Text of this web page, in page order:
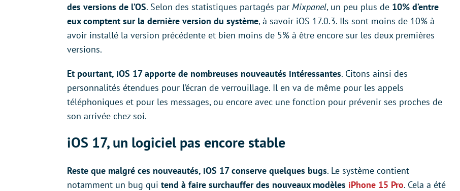
des versions de l’OS. Selon des statistiques partagés par Mixpanel, un peu plus de 10% d’entre
eux comptent sur la dernière version du système, à savoir iOS 17.0.3. Ils sont moins de 10% à
avoir installé la version précédente et bien moins de 5% à être encore sur les deux premières
versions.
Et pourtant, iOS 17 apporte de nombreuses nouveautés intéressantes. Citons ainsi des
personnalités étendues pour l’écran de verrouillage. Il en va de même pour les appels
téléphoniques et pour les messages, ou encore avec une fonction pour prévenir ses proches de
son arrivée chez soi.
iOS 17, un logiciel pas encore stable
Reste que malgré ces nouveautés, iOS 17 conserve quelques bugs. Le système contient
notamment un bug qui tend à faire surchauffer des nouveaux modèles iPhone 15 Pro. Cela a été